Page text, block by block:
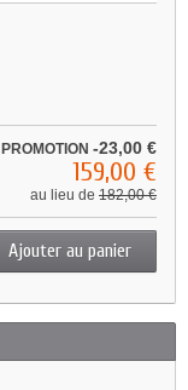
PROMOTION -23,00 €
159,00 €
au lieu de 182,00 €